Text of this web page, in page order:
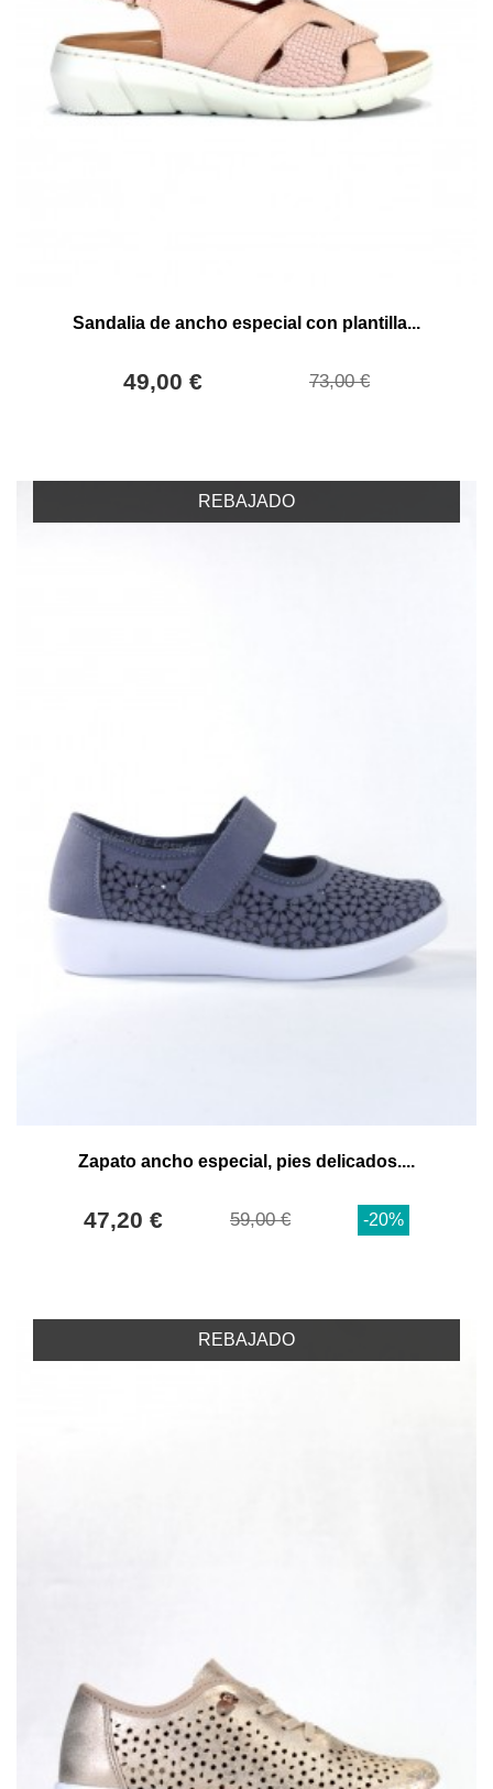
Sandalia de ancho especial con plantilla...
49,00 € 73,00 €
REBAJADO
Zapato ancho especial, pies delicados....
47,20 € 59,00 € -20%
REBAJADO